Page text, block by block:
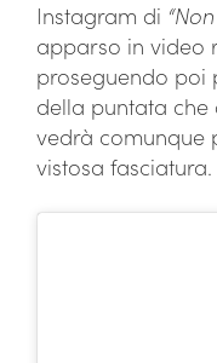
Instagram di
apparso in video
proseguendo poi
della puntata
vedrà comunque
vistosa fasciatura.